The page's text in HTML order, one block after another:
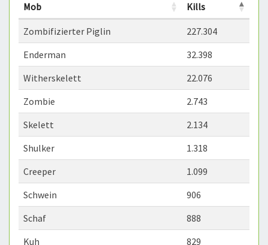
Mob Kills
Zombifizierter Piglin
227.304
Enderman
32.398
Witherskelett
22.076
Zombie
2.743
Skelett
2.134
Shulker
1.318
Creeper
1.099
Schwein
906
Schaf
888
Kuh
829